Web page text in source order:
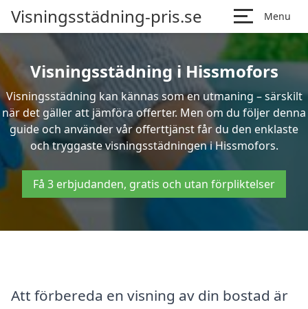
Visningsstädning-pris.se Menu
Visningsstädning i Hissmofors
Visningsstädning kan kännas som en utmaning – särskilt
när det gäller att jämföra offerter. Men om du följer denna
guide och använder vår offerttjänst får du den enklaste
och tryggaste visningsstädningen i Hissmofors.
Få 3 erbjudanden, gratis och utan förpliktelser
Att förbereda en visning av din bostad är